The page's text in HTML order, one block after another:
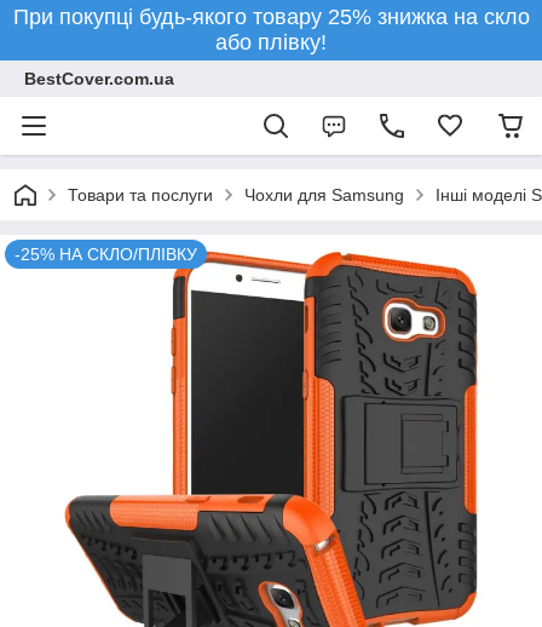
При покупці будь-якого товару 25% знижка на скло
або плівку!
BestCover.com.ua
Товари та послуги Чохли для Samsung Інші моделі
-25% НА СКЛО/ПЛІВКУ